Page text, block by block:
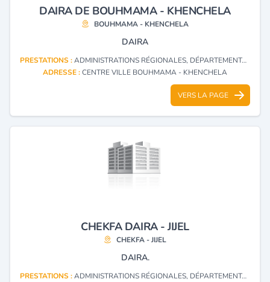
DAIRA DE BOUHMAMA - KHENCHELA
BOUHMAMA - KHENCHELA
DAIRA
PRESTATIONS :ADMINISTRATIONS RÉGIONALES, DÉPARTEMENTALES ET LOCALES
ADRESSE :CENTRE VILLE BOUHMAMA - KHENCHELA
VERS LA PAGE
CHEKFA DAIRA - JIJEL
CHEKFA - JIJEL
DAIRA.
PRESTATIONS :ADMINISTRATIONS RÉGIONALES, DÉPARTEMENTALES ET LOCALES